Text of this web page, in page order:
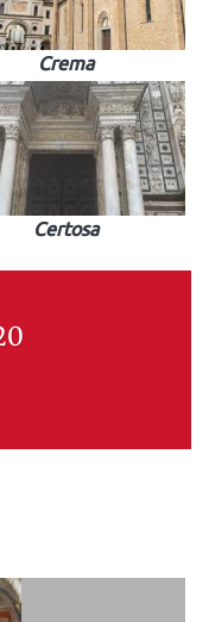
Crema
Certosa